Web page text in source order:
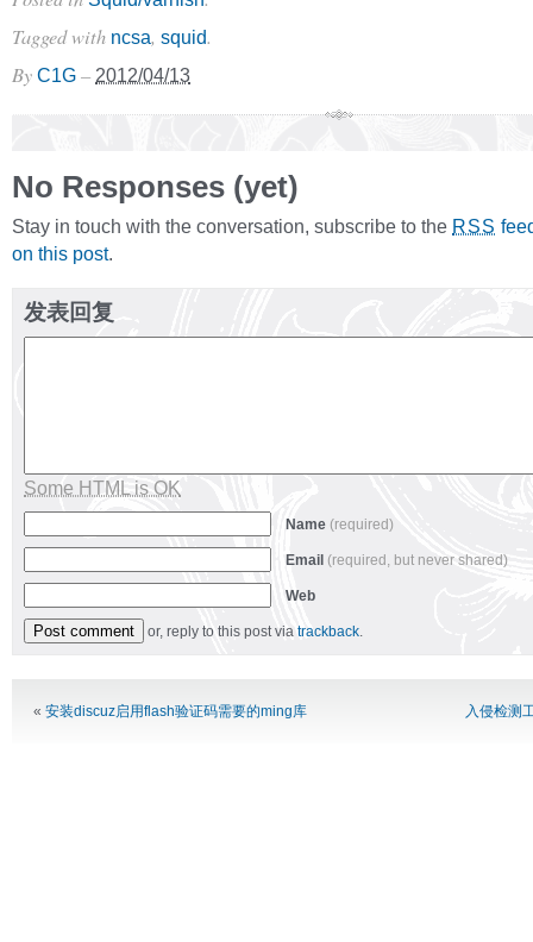
Tagged with ncsa, squid.
By C1G – 2012/04/13
No Responses (yet)
Stay in touch with the conversation, subscribe to the RSS
on this post.
发表回复
Some HTML is OK
Name (required)
Email (required, but never shared)
Web
or, reply to this post via trackback.
« 安装discuz启用flash验证码需要的ming库 入侵检测